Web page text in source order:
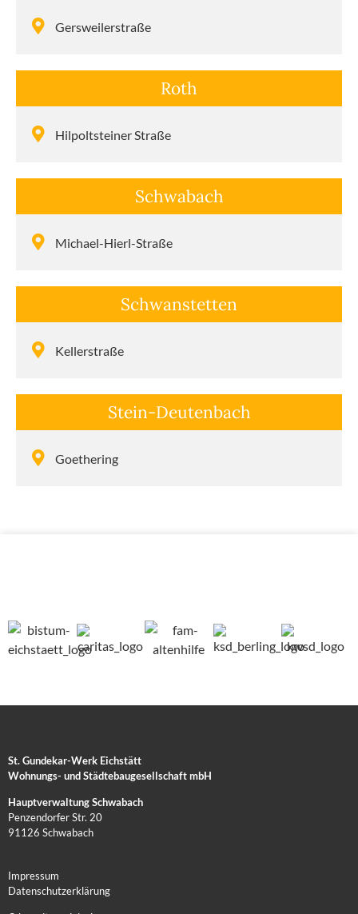
Gerswei­ler­straße
Roth
Hilpolt­steiner Straße
Schwabach
Michael-Hierl-Straße
Schwan­stetten
Keller­straße
Stein-Deutenbach
Goethering
St. Gundekar-Werk Eichstätt
Wohnungs- und Städtebaugesellschaft mbH
Hauptverwaltung Schwabach
Penzendorfer Str. 20
91126 Schwabach
Impressum
Datenschutzerklärung